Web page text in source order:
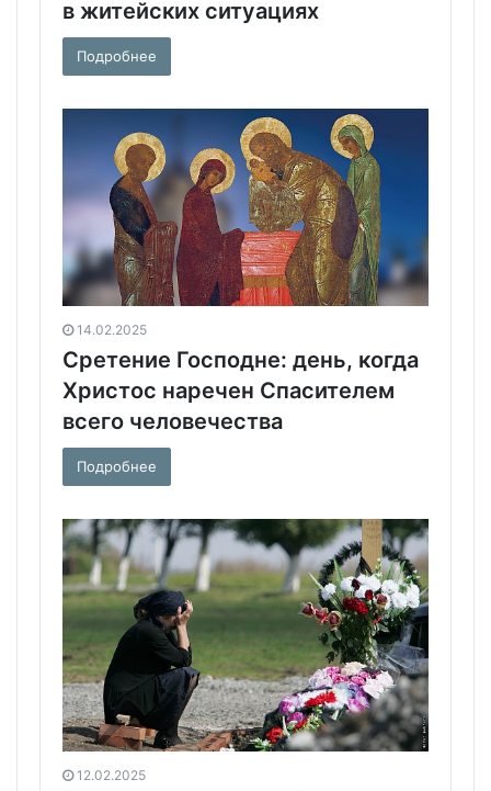
в житейских ситуациях
Подробнее
14.02.2025
Сретение Господне: день, когда
Христос наречен Спасителем
всего человечества
Подробнее
12.02.2025